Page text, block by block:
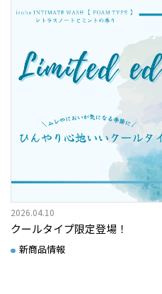
2026.04.10
クールタイプ限定登場！
新商品情報